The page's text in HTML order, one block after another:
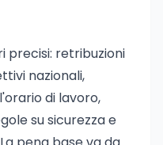
precisi: retribuzioni
nazionali,
di lavoro,
su sicurezza e